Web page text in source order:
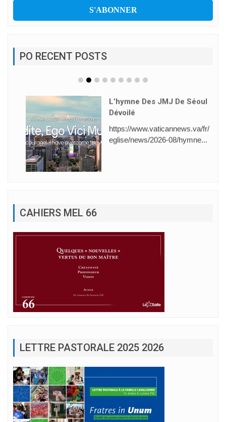
PO RECENT POSTS
L’hymne Des JMJ De Séoul
Dévoilé
https://www.vaticannews.va/fr/
eglise/news/2026-08/hymne...
CAHIERS MEL 66
LETTRE PASTORALE 2025 2026